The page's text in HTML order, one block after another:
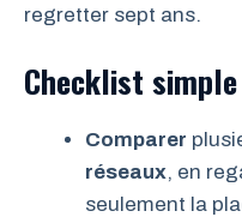
regretter sept ans.
Checklist
Comparer
réseaux, en
seulement la